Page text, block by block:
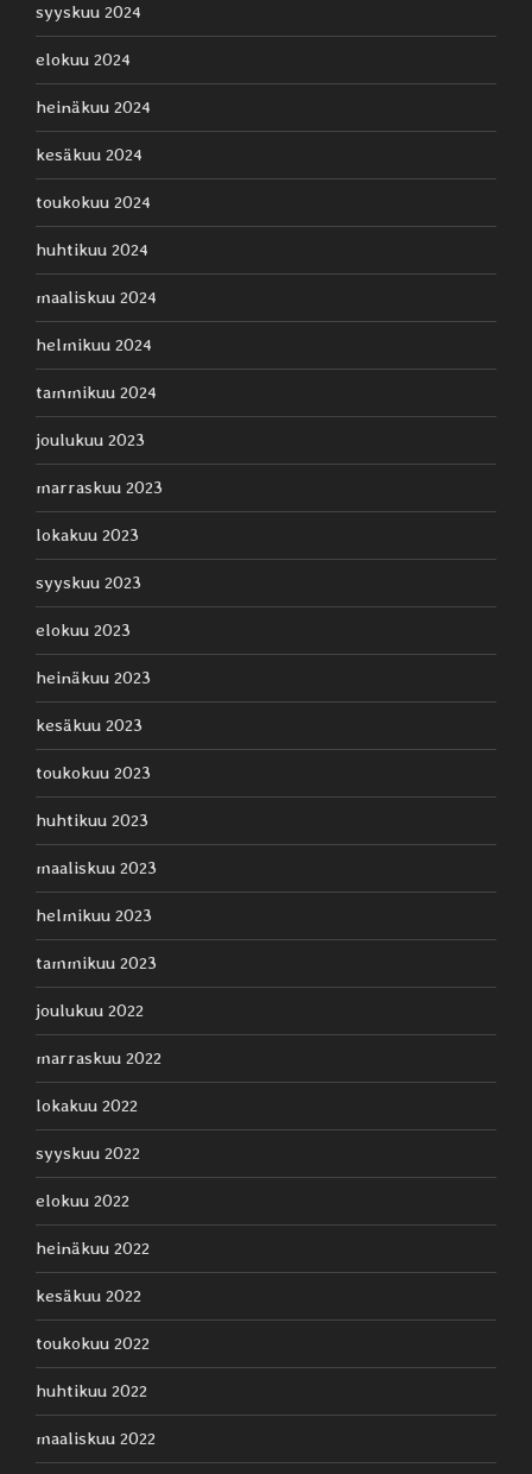
syyskuu 2024
elokuu 2024
heinäkuu 2024
kesäkuu 2024
toukokuu 2024
huhtikuu 2024
maaliskuu 2024
helmikuu 2024
tammikuu 2024
joulukuu 2023
marraskuu 2023
lokakuu 2023
syyskuu 2023
elokuu 2023
heinäkuu 2023
kesäkuu 2023
toukokuu 2023
huhtikuu 2023
maaliskuu 2023
helmikuu 2023
tammikuu 2023
joulukuu 2022
marraskuu 2022
lokakuu 2022
syyskuu 2022
elokuu 2022
heinäkuu 2022
kesäkuu 2022
toukokuu 2022
huhtikuu 2022
maaliskuu 2022